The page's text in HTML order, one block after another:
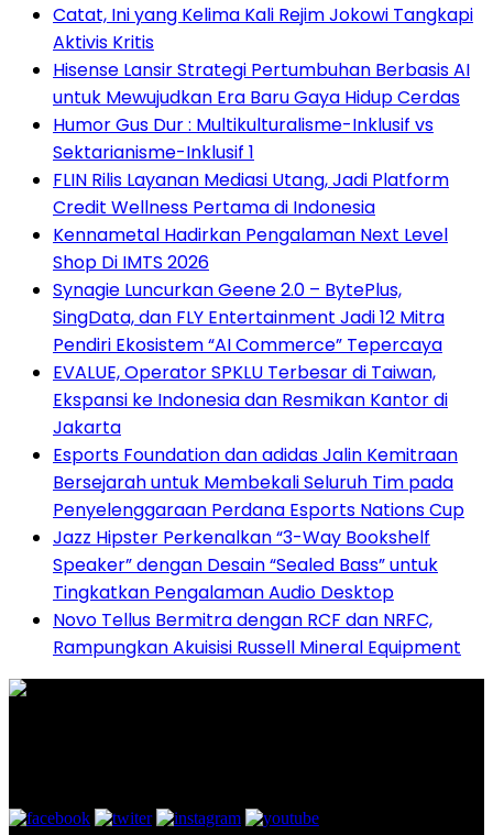
Catat, Ini yang Kelima Kali Rejim Jokowi Tangkapi
Aktivis Kritis
Hisense Lansir Strategi Pertumbuhan Berbasis AI
untuk Mewujudkan Era Baru Gaya Hidup Cerdas
Humor Gus Dur : Multikulturalisme-Inklusif vs
Sektarianisme-Inklusif 1
FLIN Rilis Layanan Mediasi Utang, Jadi Platform
Credit Wellness Pertama di Indonesia
Kennametal Hadirkan Pengalaman Next Level
Shop Di IMTS 2026
Synagie Luncurkan Geene 2.0 – BytePlus,
SingData, dan FLY Entertainment Jadi 12 Mitra
Pendiri Ekosistem “AI Commerce” Tepercaya
EVALUE, Operator SPKLU Terbesar di Taiwan,
Ekspansi ke Indonesia dan Resmikan Kantor di
Jakarta
Esports Foundation dan adidas Jalin Kemitraan
Bersejarah untuk Membekali Seluruh Tim pada
Penyelenggaraan Perdana Esports Nations Cup
Jazz Hipster Perkenalkan “3-Way Bookshelf
Speaker” dengan Desain “Sealed Bass” untuk
Tingkatkan Pengalaman Audio Desktop
Novo Tellus Bermitra dengan RCF dan NRFC,
Rampungkan Akuisisi Russell Mineral Equipment